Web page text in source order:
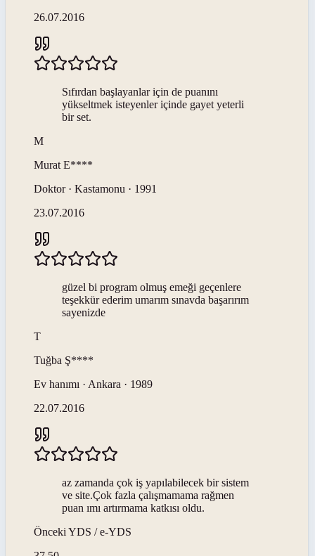
26.07.2016
Sıfırdan başlayanlar için de puanını
yükseltmek isteyenler içinde gayet yeterli
bir set.
M
Murat E****
Doktor · Kastamonu · 1991
23.07.2016
güzel bi program olmuş emeği geçenlere
teşekkür ederim umarım sınavda başarırım
sayenizde
T
Tuğba Ş****
Ev hanımı · Ankara · 1989
22.07.2016
az zamanda çok iş yapılabilecek bir sistem
ve site.Çok fazla çalışmamama rağmen
puan ımı artırmama katkısı oldu.
Önceki YDS / e-YDS